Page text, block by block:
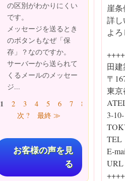
崖
詳し
よろ
田
〒
東京
3-
TEL
E-
URL
の区別がわかりにくい
です。
メッセージを送るとき
のボタンもなぜ「保
存」？なのですか。
サーバーから送られて
くるメールのメッセー
ジ...
ページ
1 2 3 4 5 6 7 8
…
次 ?
最終 ≫
お客様の声を見
る